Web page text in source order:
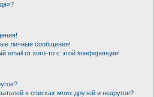
личные сообщения!
email от кого-то с этой конференции!
в списках моих друзей и недругов?